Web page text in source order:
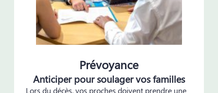
Prévoyance
Anticiper pour soulager vos familles
Lors du décès, vos proches doivent prendre une